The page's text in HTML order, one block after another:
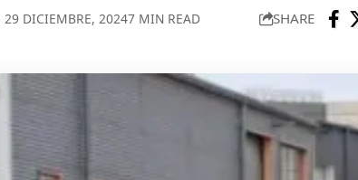
29 DICIEMBRE, 20247 MIN READ SHARE